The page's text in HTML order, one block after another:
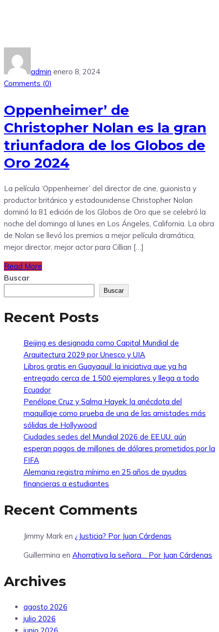
admin enero 8, 2024
Comments (0)
Oppenheimer’ de
Christopher Nolan es la gran
triunfadora de los Globos de
Oro 2024
La película ‘Oppenheimer’ del director de cine, guionista y
productor británico y estadounidense Christopher Nolan
dominó la 81 edición de los Globos de Oro que se celebró la
noche del domingo al lunes en Los Ángeles, California. La obra
de Nolan se llevó los premios a mejor película dramática,
mejor director, mejor actor para Cillian […]
Read More
Buscar
Buscar
Recent Posts
Beijing es designada como Capital Mundial de
Arquitectura 2029 por Unesco y UIA
Libros gratis en Guayaquil: la iniciativa que ya ha
entregado cerca de 1.500 ejemplares y llega a todo
Ecuador
Penélope Cruz y Salma Hayek: la anécdota del
maquillaje como prueba de una de las amistades más
sólidas de Hollywood
Ciudades sedes del Mundial 2026 de EE.UU. aún
esperan pagos de millones de dólares prometidos por la
FIFA
Alemania registra mínimo en 25 años de ayudas
financieras a estudiantes
Recent Comments
Jimmy Mark en ¿Justicia? Por Juan Cárdenas
Guillermina en Ahorrativa la señora… Por Juan Cárdenas
Archives
agosto 2026
julio 2026